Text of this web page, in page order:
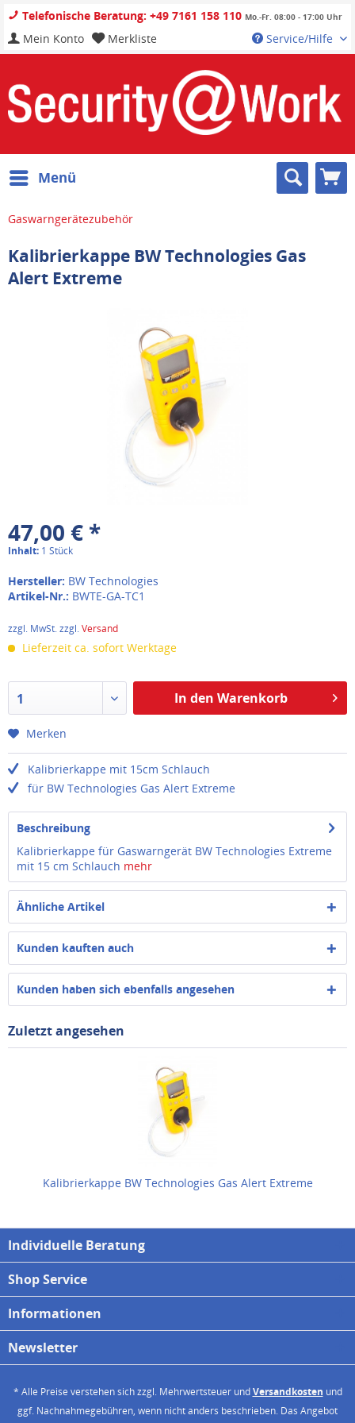
Telefonische Beratung: +49 7161 158 110 Mo.-Fr. 08:00 - 17:00 Uhr
Service/Hilfe
Mein Konto Merkliste
Menü
Gaswarngerätezubehör
Kalibrierkappe BW Technologies Gas
Alert Extreme
47,00 € *
Inhalt: 1 Stück
Hersteller: BW Technologies
Artikel-Nr.: BWTE-GA-TC1
zzgl. MwSt. zzgl.Versand
Lieferzeit ca. sofort Werktage
1 In den Warenkorb
Merken
Kalibrierkappe mit 15cm Schlauch
für BW Technologies Gas Alert Extreme
Beschreibung
Kalibrierkappe für Gaswarngerät BW Technologies Extreme
mit 15 cm Schlauch mehr
Ähnliche Artikel
Kunden kauften auch
Kunden haben sich ebenfalls angesehen
Zuletzt angesehen
Kalibrierkappe BW Technologies Gas Alert Extreme
Individuelle Beratung
Shop Service
Informationen
Newsletter
* Alle Preise verstehen sich zzgl. Mehrwertsteuer undVersandkosten und
ggf. Nachnahmegebühren, wenn nicht anders beschrieben. Das Angebot